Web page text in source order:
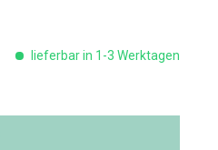
lieferbar in 1-3 Werktagen